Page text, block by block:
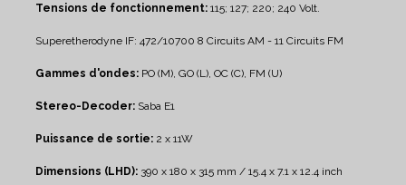
Tensions de fonctionnement: 115; 127; 220; 240 Volt.
Superetherodyne IF: 472/10700 8 Circuits AM - 11 Circuits FM
Gammes d'ondes: PO (M), GO (L), OC (C), FM (U)
Stereo-Decoder: Saba E1
Puissance de sortie: 2 x 11W
Dimensions (LHD): 390 x 180 x 315 mm / 15.4 x 7.1 x 12.4 inch